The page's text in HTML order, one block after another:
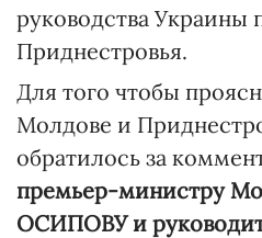
руководства
Приднестровья.
Для того чтобы
Молдове и
обратилось за
премьер-министру
ОСИПОВУ и